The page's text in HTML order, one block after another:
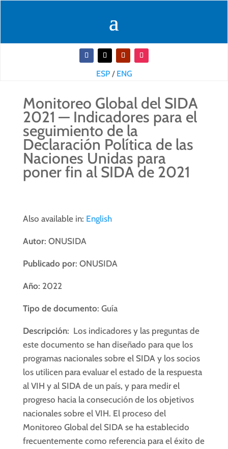
ESP/ ENG
Monitoreo Global del SIDA
2021 — Indicadores para el
seguimiento de la
Declaración Política de las
Naciones Unidas para
poner fin al SIDA de 2021
Also available in: English
Autor: ONUSIDA
Publicado por: ONUSIDA
Año: 2022
Tipo de documento: Guía
Descripción: Los indicadores y las preguntas de
este documento se han diseñado para que los
programas nacionales sobre el SIDA y los socios
los utilicen para evaluar el estado de la respuesta
al VIH y al SIDA de un país, y para medir el
progreso hacia la consecución de los objetivos
nacionales sobre el VIH. El proceso del
Monitoreo Global del SIDA se ha establecido
frecuentemente como referencia para el éxito de